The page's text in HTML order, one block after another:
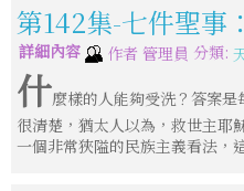
第142集-七件聖事
詳細內容 作者 管理員 分類:
什麼樣的人能夠受洗？答案
很清楚，猶太人以為，救世主耶
一個非常狹隘的民族主義看法，